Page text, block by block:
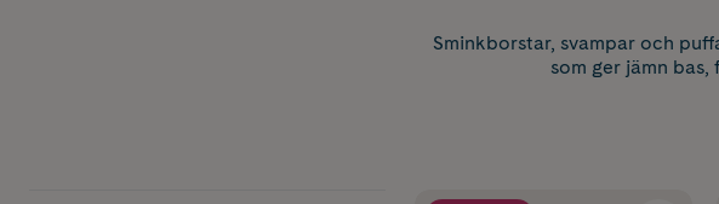
Sminkborstar, svampar och
som ger jämn